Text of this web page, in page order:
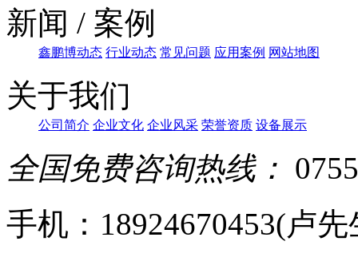
新闻 / 案例
鑫鹏博动态 行业动态 常见问题 应用案例 网站地图
关于我们
公司简介 企业文化 企业风采 荣誉资质 设备展示
全国免费咨询热线：
手机：18924670453(卢